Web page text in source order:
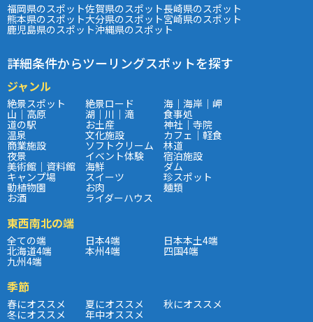
福岡県のスポット佐賀県のスポット長崎県のスポット
熊本県のスポット大分県のスポット宮崎県のスポット
鹿児島県のスポット沖縄県のスポット
詳細条件からツーリングスポットを探す
ジャンル
絶景スポット 絶景ロード 海｜海岸｜岬
山｜高原 湖｜川｜滝 食事処
道の駅 お土産 神社｜寺院
温泉 文化施設 カフェ｜軽食
商業施設 ソフトクリーム 林道
夜景 イベント体験 宿泊施設
美術館｜資料館 海鮮 ダム
キャンプ場 スイーツ 珍スポット
動植物園 お肉 麺類
お酒 ライダーハウス
東西南北の端
全ての端 日本4端 日本本土4端
北海道4端 本州4端 四国4端
九州4端
季節
春にオススメ 夏にオススメ 秋にオススメ
冬にオススメ 年中オススメ